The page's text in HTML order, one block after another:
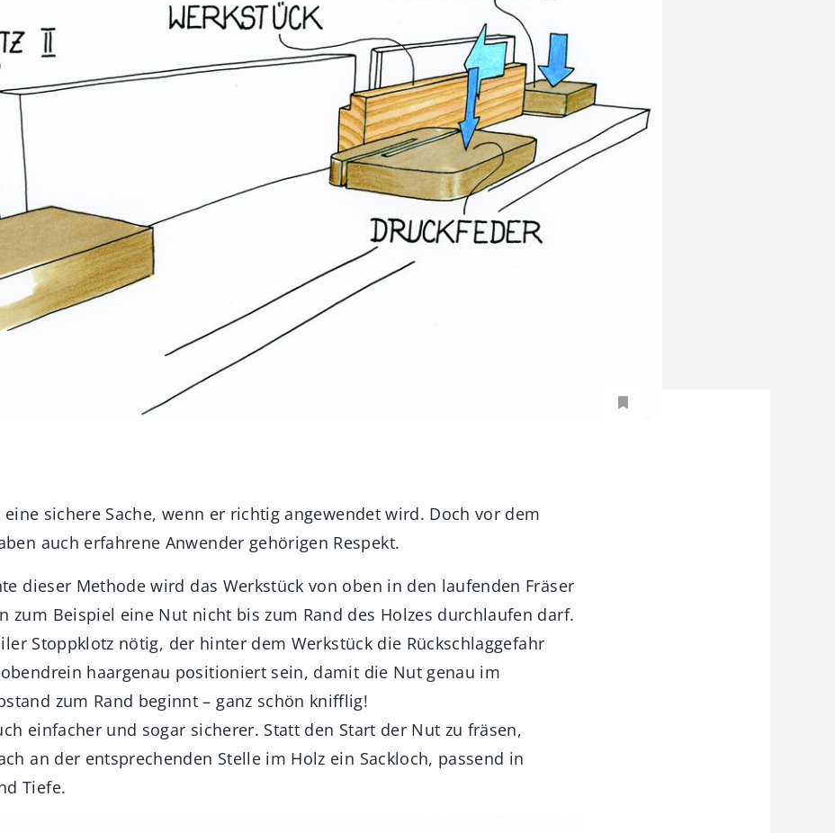
eine sichere Sache, wenn er richtig angewendet wird. Doch vor dem
auch erfahrene Anwender gehörigen Respekt.
dieser Methode wird das Werkstück von oben in den laufenden Fräser
zum Beispiel eine Nut nicht bis zum Rand des Holzes durchlaufen darf.
Stoppklotz nötig, der hinter dem Werkstück die Rückschlaggefahr
haargenau positioniert sein, damit die Nut genau im
zum Rand beginnt – ganz schön knifflig!
einfacher und sogar sicherer. Statt den Start der Nut zu fräsen,
an der entsprechenden Stelle im Holz ein Sackloch, passend in
Tiefe.